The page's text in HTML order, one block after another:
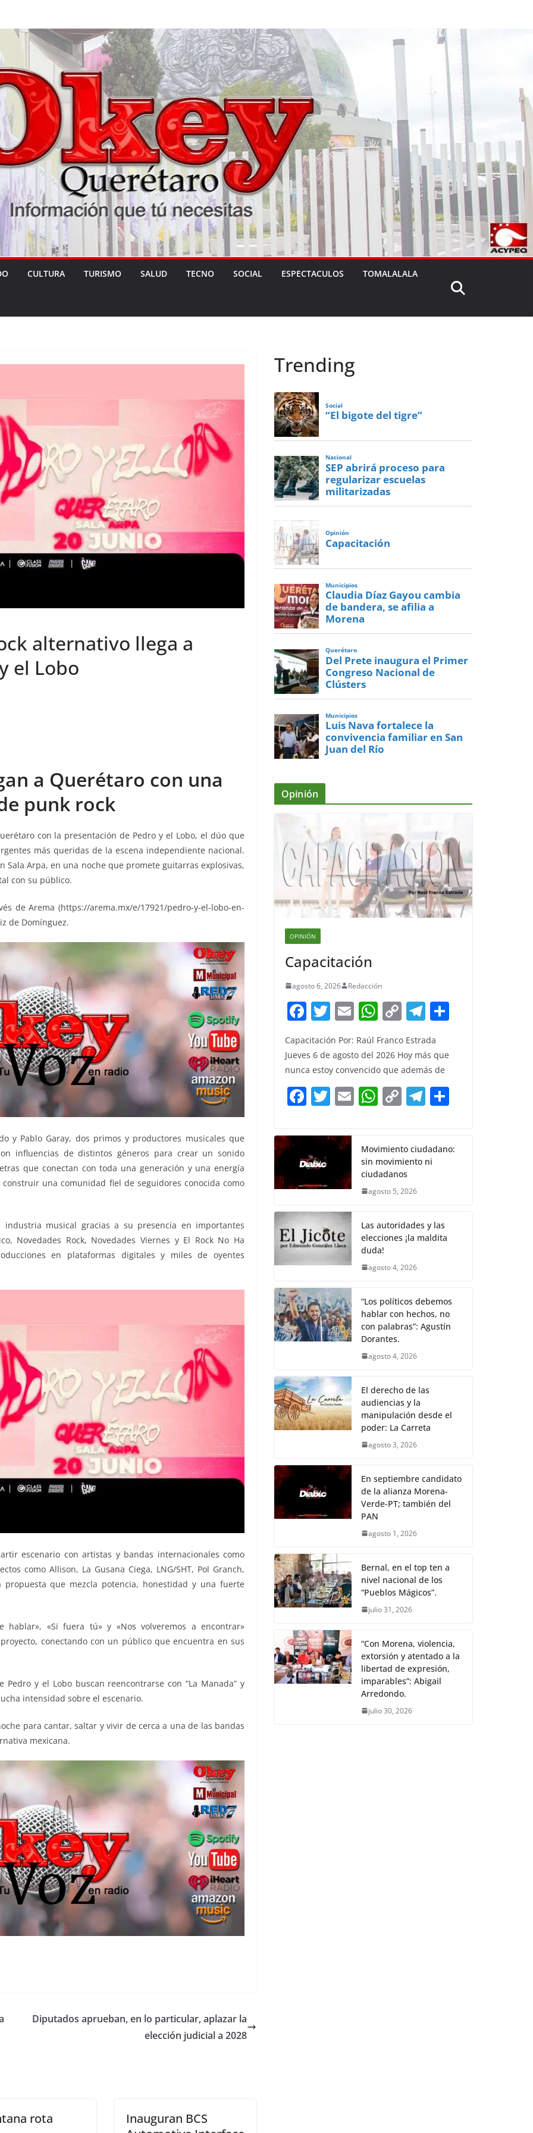
CULTURA TURISMO SALUD TECNO SOCIAL ESPECTACULOS TOMALALALA
alternativo llega a
el Lobo
a Querétaro con una
punk rock
con la presentación de Pedro y el Lobo, el dúo que
más queridas de la escena independiente nacional.
Sala Arpa, en una noche que promete guitarras explosivas,
con su público.
de Arema (https://arema.mx/e/17921/pedro-y-el-lobo-en-
de Domínguez.
y Pablo Garay, dos primos y productores musicales que
influencias de distintos géneros para crear un sonido
que conectan con toda una generación y una energía
una comunidad fiel de seguidores conocida como
musical gracias a su presencia en importantes
Novedades Rock, Novedades Viernes y El Rock No Ha
en plataformas digitales y miles de oyentes
escenario con artistas y bandas internacionales como
como Allison, La Gusana Ciega, LNG/SHT, Pol Granch,
propuesta que mezcla potencia, honestidad y una fuerte
hablar», «Si fuera tú» y «Nos volveremos a encontrar»
conectando con un público que encuentra en sus
y el Lobo buscan reencontrarse con “La Manada” y
intensidad sobre el escenario.
para cantar, saltar y vivir de cerca a una de las bandas
mexicana.
Diputados aprueban, en lo particular, aplazar la
elección judicial a 2028
rota
Inauguran BCS
Trending
Social
“El bigote del tigre”
Nacional
SEP abrirá proceso para
regularizar escuelas
militarizadas
Opinión
Capacitación
Municipios
Claudia Díaz Gayou cambia
de bandera, se afilia a
Morena
Querétaro
Del Prete inaugura el Primer
Congreso Nacional de
Clústers
Municipios
Luis Nava fortalece la
convivencia familiar en San
Juan del Río
Opinión
OPINIÓN
Capacitación
agosto 6, 2026 Redacción
F
a
c
e
b
o
k
T
itt
er
E
m
ai
l
W
at
s
A
p
C
p
y
Li
n
T
el
e
gr
a
m
Capacitación Por: Raúl Franco Estrada
Jueves 6 de agosto del 2026 Hoy más que
nunca estoy convencido que además de
F
c
e
b
o
o
k
T
itt
er
E W
s
A
p
C
y
Li
n
T
gr
a
e
Movimiento ciudadano:
sin movimiento ni
ciudadanos
agosto 5, 2026
Las autoridades y las
elecciones ¡la maldita
duda!
agosto 4, 2026
“Los políticos debemos
hablar con hechos, no
con palabras”: Agustín
Dorantes.
agosto 4, 2026
El derecho de las
audiencias y la
manipulación desde el
poder: La Carreta
agosto 3, 2026
En septiembre candidato
de la alianza Morena-
Verde-PT; también del
PAN
agosto 1, 2026
Bernal, en el top ten a
nivel nacional de los
“Pueblos Mágicos”.
julio 31, 2026
“Con Morena, violencia,
extorsión y atentado a la
libertad de expresión,
imparables”: Abigail
Arredondo.
julio 30, 2026